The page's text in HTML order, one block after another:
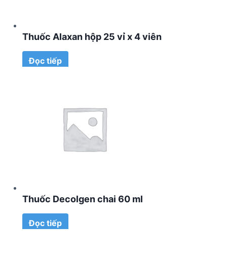
Thuốc Alaxan hộp 25 vỉ x 4 viên
Đọc tiếp
Thuốc Decolgen chai 60 ml
Đọc tiếp